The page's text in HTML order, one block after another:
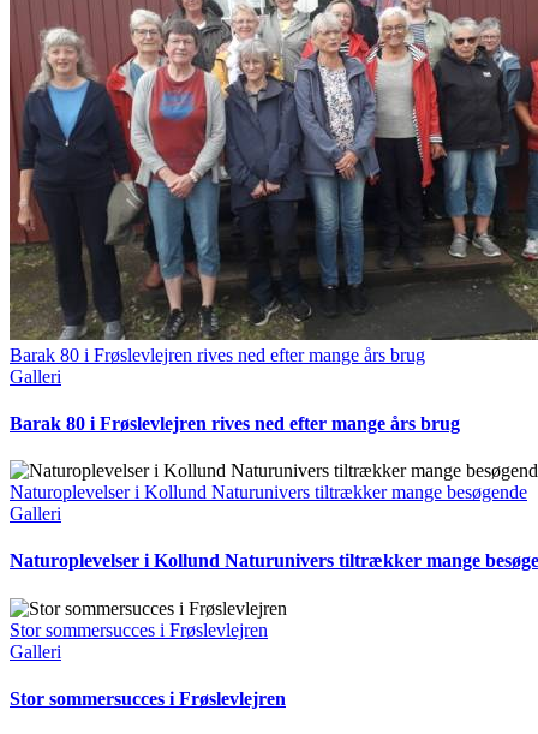
Barak 80 i Frøslevlejren rives ned efter mange års brug
Galleri
Barak 80 i Frøslevlejren rives ned efter mange års brug
Naturoplevelser i Kollund Naturunivers tiltrækker mange besøgende
Galleri
Naturoplevelser i Kollund Naturunivers tiltrækker mange
Stor sommersucces i Frøslevlejren
Galleri
Stor sommersucces i Frøslevlejren